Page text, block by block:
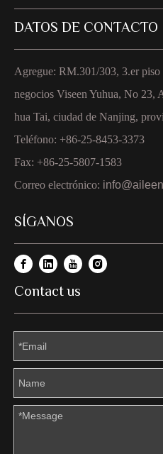
DATOS DE CONTACTO
Agregue: RM.301/303, 3.er
negocios Viseen Yuhua, No 23,
hua Tai, ciudad de Nanjing,
Teléfono: +86-25-8453-3373
Fax: +86-25-5807-1583
Correo electrónico:
SÍGANOS
Contact us